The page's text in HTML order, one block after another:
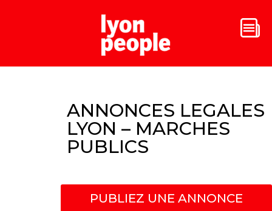
ANNONCES LEGALES
LYON – MARCHES
PUBLICS
PUBLIEZ UNE ANNONCE